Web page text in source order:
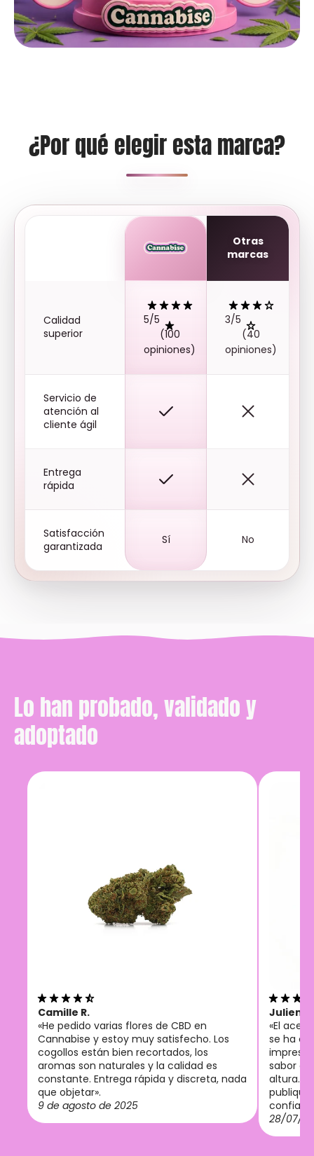
¿Por qué elegir esta marca?
Otras
marcas
Calidad
superior
5/5
(100
opiniones)
3/5
(40
opiniones)
Servicio de
atención al
cliente ágil
Entrega
rápida
Satisfacción
garantizada
Sí No
Lo han probado, validado y
adoptado
Camille R.
«He pedido varias flores de CBD en
Cannabise y estoy muy satisfecho. Los
cogollos están bien recortados, los
aromas son naturales y la calidad es
constante. Entrega rápida y discreta, nada
que objetar».
9 de agosto de 2025
Julien
«El
se ha
sabor
altura.
28/07/